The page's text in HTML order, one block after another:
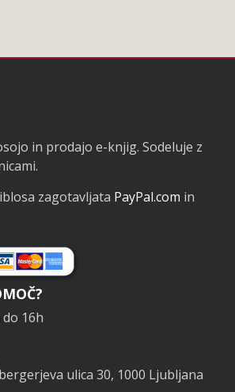
in prodajo e-knjig. Sodeluje z
zagotavljata PayPal.com in
16h
ulica 30, 1000 Ljubljana